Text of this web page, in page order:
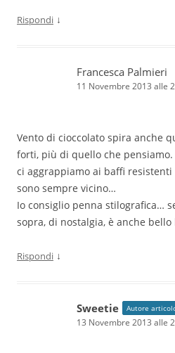
Rispondi ↓
Francesca Palmieri
11 Novembre 2013 alle
Vento di cioccolato spira anche
forti, più di quello che pensiamo.
ci aggrappiamo ai baffi
sono sempre vicino…
Io consiglio penna stilografica…
sopra, di nostalgia, è anche
Rispondi ↓
Sweetie Autore
13 Novembre 2013 alle